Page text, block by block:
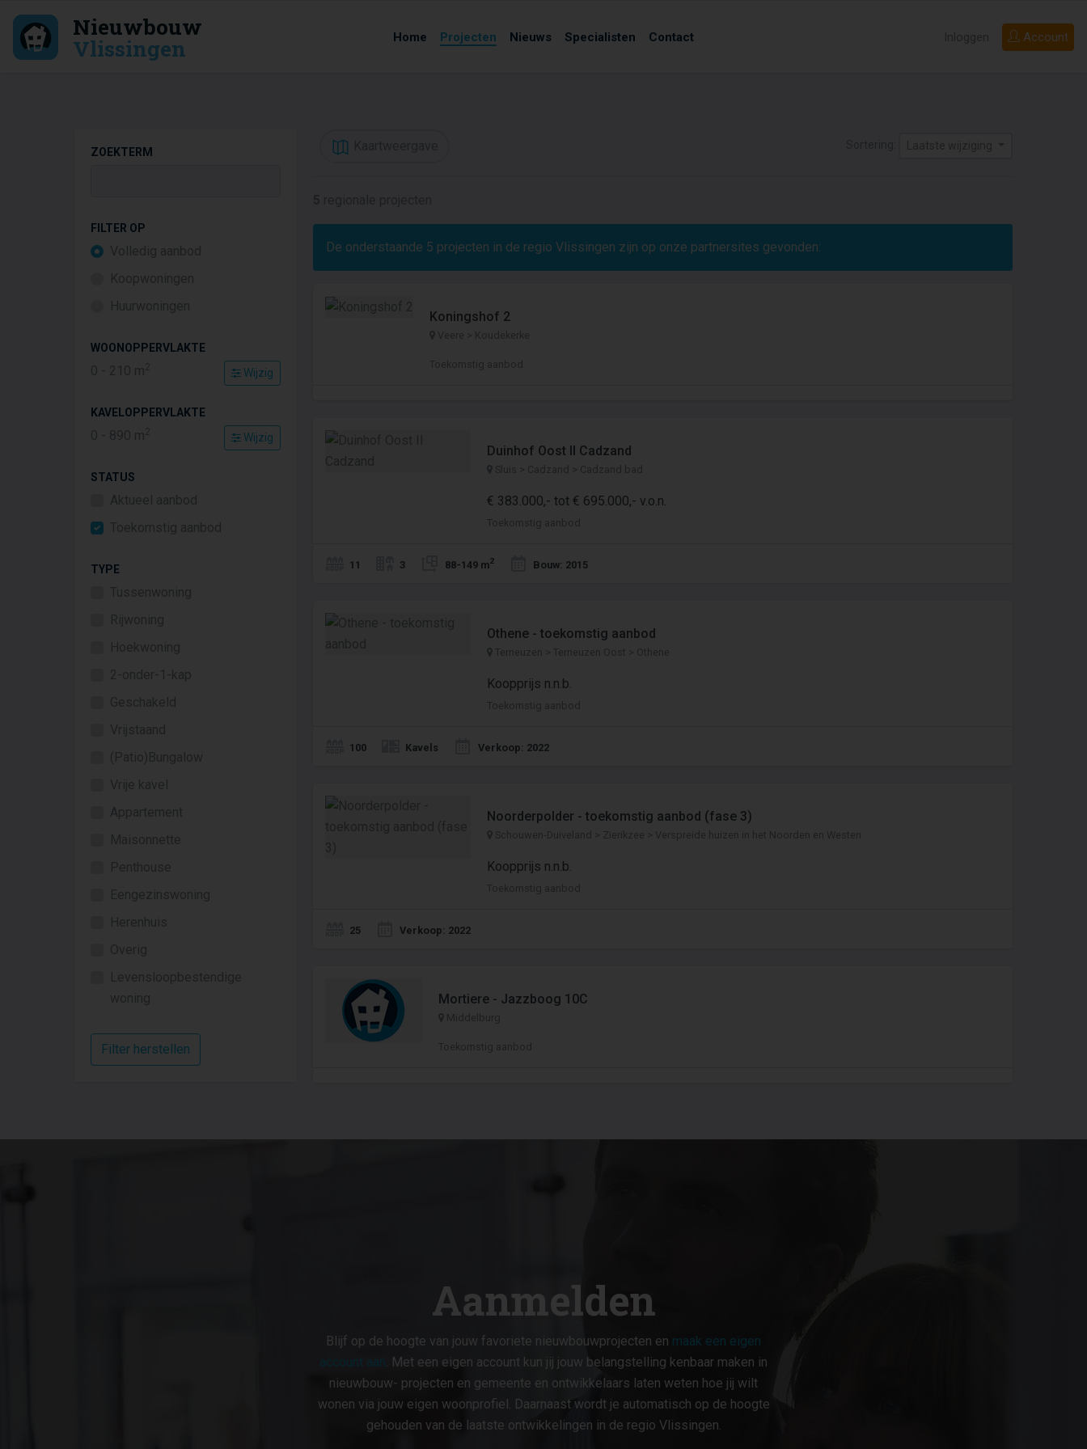
Nieuwbouw
Vlissingen Home Projecten Nieuws Specialisten Contact Account
Inloggen
ZOEKTERM
FILTER OP
Volledig aanbod
Koopwoningen
Huurwoningen
WOONOPPERVLAKTE
0 - 210 m2 Wijzig
KAVELOPPERVLAKTE
0 - 890 m2 Wijzig
STATUS
Aktueel aanbod
Toekomstig aanbod
TYPE
Tussenwoning
Rijwoning
Hoekwoning
2-onder-1-kap
Geschakeld
Vrijstaand
(Patio)Bungalow
Vrije kavel
Appartement
Maisonnette
Penthouse
Eengezinswoning
Herenhuis
Overig
Levensloopbestendige
woning
Filter herstellen
Laatste wijziging
De onderstaande 5 projecten in de regio Vlissingen zijn op onze partnersites gevonden:
Koningshof 2
Veere > Koudekerke
Toekomstig aanbod
Duinhof Oost II Cadzand
Sluis > Cadzand > Cadzand bad
€ 383.000,- tot € 695.000,- v.o.n.
Toekomstig aanbod
11 3 88-149 m2 Bouw: 2015
Othene - toekomstig aanbod
Terneuzen > Terneuzen Oost > Othene
Koopprijs n.n.b.
Toekomstig aanbod
100 Kavels Verkoop: 2022
Noorderpolder - toekomstig aanbod (fase 3)
Schouwen-Duiveland > Zierikzee > Verspreide huizen in het Noorden en Westen
Koopprijs n.n.b.
Toekomstig aanbod
25 Verkoop: 2022
Mortiere - Jazzboog 10C
Middelburg
Toekomstig aanbod
Aanmelden
Blijf op de hoogte van jouw favoriete nieuwbouwprojecten en maak een eigen
. Met een eigen account kun jij jouw belangstelling kenbaar maken in
nieuwbouw- projecten en gemeente en ontwikkelaars laten weten hoe jij wilt
wonen via jouw eigen woonprofiel. Daarnaast wordt je automatisch op de hoogte
gehouden van de laatste ontwikkelingen in de regio Vlissingen.